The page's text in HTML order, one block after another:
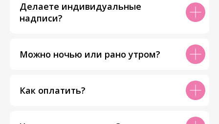
Делаете индивидуальные
надписи?
Можно ночью или рано утром?
Как оплатить?